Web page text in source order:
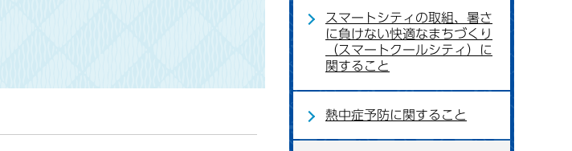
スマートシティの取組、暑さ
に負けない快適なまちづくり
（スマートクールシティ）に
関すること
熱中症予防に関すること